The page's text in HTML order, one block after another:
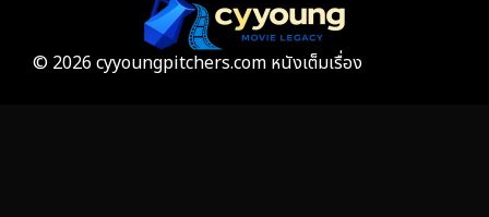
© 2026 cyyoungpitchers.com หนังเต็มเรื่อง